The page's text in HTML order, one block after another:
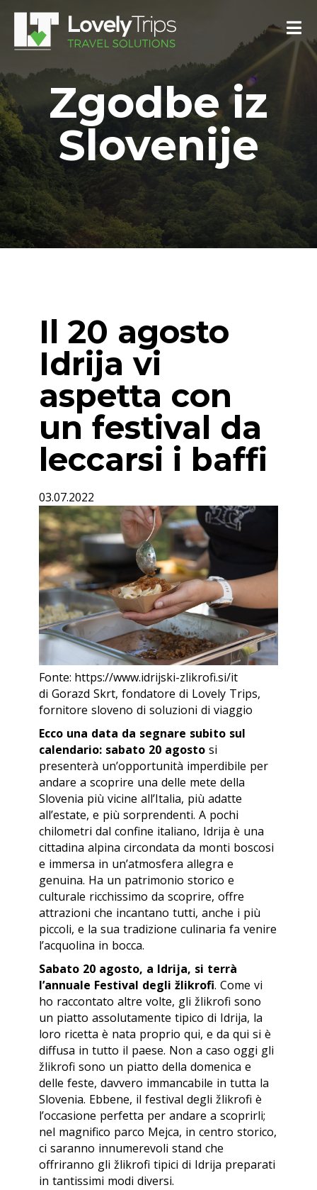
Zgodbe iz
Slovenije
Il 20 agosto
Idrija vi
aspetta con
un festival da
leccarsi i baffi
03.07.2022
Fonte: https://www.idrijski-zlikrofi.si/it
di Gorazd Skrt, fondatore di Lovely Trips,
fornitore sloveno di soluzioni di viaggio
Ecco una data da segnare subito sul
calendario: sabato 20 agosto si
presenterà un’opportunità imperdibile per
andare a scoprire una delle mete della
Slovenia più vicine all’Italia, più adatte
all’estate, e più sorprendenti. A pochi
chilometri dal confine italiano, Idrija è una
cittadina alpina circondata da monti boscosi
e immersa in un’atmosfera allegra e
genuina. Ha un patrimonio storico e
culturale ricchissimo da scoprire, offre
attrazioni che incantano tutti, anche i più
piccoli, e la sua tradizione culinaria fa venire
l’acquolina in bocca.
Sabato 20 agosto, a Idrija, si terrà
l’annuale Festival degli žlikrofi. Come vi
ho raccontato altre volte, gli žlikrofi sono
un piatto assolutamente tipico di Idrija, la
loro ricetta è nata proprio qui, e da qui si è
diffusa in tutto il paese. Non a caso oggi gli
žlikrofi sono un piatto della domenica e
delle feste, davvero immancabile in tutta la
Slovenia. Ebbene, il festival degli žlikrofi è
l’occasione perfetta per andare a scoprirli;
nel magnifico parco Mejca, in centro storico,
ci saranno innumerevoli stand che
offriranno gli žlikrofi tipici di Idrija preparati
in tantissimi modi diversi.